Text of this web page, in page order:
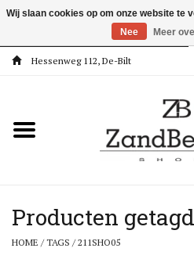
Hessenweg 112, De-Bilt
Kleding
Meisjes
Jongens
Producten
HOME /TAGS /211SHO05
Wij slaan cookies op om onze website te
Nee
Meer